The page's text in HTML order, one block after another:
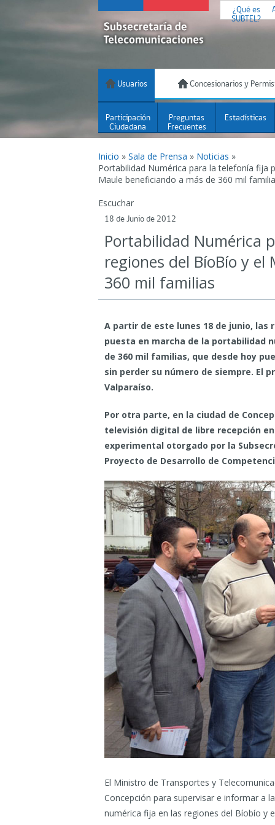
¿Qué es
SUBTEL?
Usuarios Concesionarios y
Participación
Ciudadana
Preguntas
Frecuentes
Estadísticas
Inicio » Sala de Prensa » Noticias »
Portabilidad Numérica para la telefonía fija
Maule beneficiando a más de 360 mil
Escuchar
18 de Junio de 2012
Portabilidad Numérica
regiones del BíoBío y
360 mil familias
A partir de este lunes 18 de junio, las
puesta en marcha de la portabilidad
de 360 mil familias, que desde hoy
sin perder su número de siempre. El
Valparaíso.
Por otra parte, en la ciudad de
televisión digital de libre recepción
experimental otorgado por la
Proyecto de Desarrollo de
El Ministro de Transportes y
Concepción para supervisar e informar a
numérica fija en las regiones del Bíobío y